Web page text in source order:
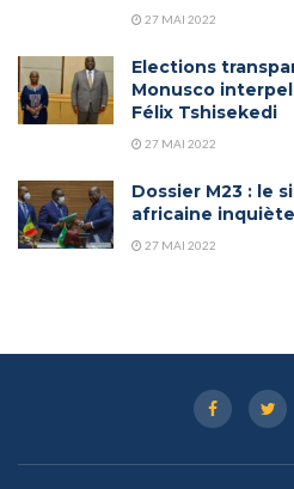
27 MAI 2022
Elections
Monusco
Félix Tshisekedi
27 MAI 2022
Dossier M23 : le
africaine
27 MAI 2022